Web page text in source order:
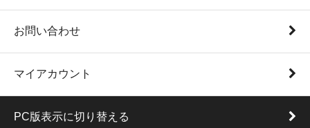
お問い合わせ
マイアカウント
PC版表示に切り替える